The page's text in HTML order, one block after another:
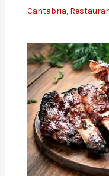
Cantabria,